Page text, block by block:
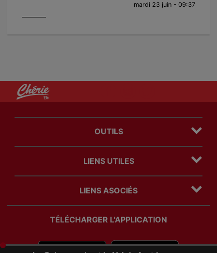
timeline
mardi 23 juin - 09:37
OUTILS
Politique Cookies
Politique Confidentialité
LIENS UTILES
LIENS ASOCIÉS
TÉLÉCHARGER L'APPLICATION